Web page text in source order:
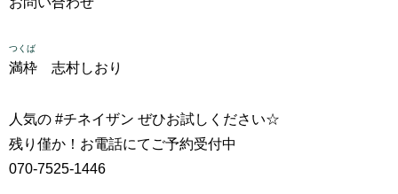
つくば
満枠 志村しおり
人気の #チネイザン ぜひお試しください☆
残り僅か！お電話にてご予約受付中
070-7525-1446